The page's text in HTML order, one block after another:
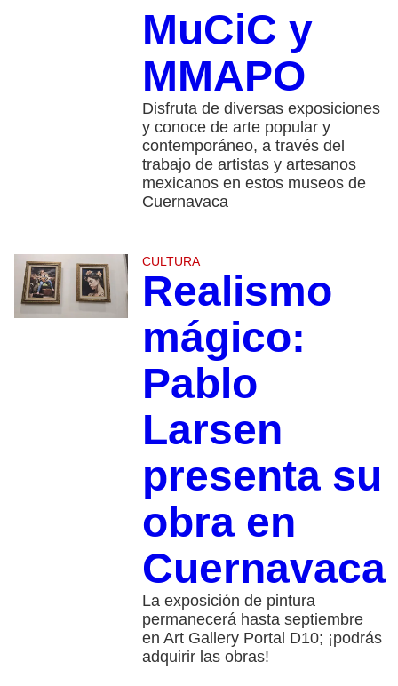
MuCiC y
MMAPO
Disfruta de diversas exposiciones
y conoce de arte popular y
contemporáneo, a través del
trabajo de artistas y artesanos
mexicanos en estos museos de
Cuernavaca
CULTURA
Realismo
mágico:
Pablo
Larsen
presenta su
obra en
Cuernavaca
La exposición de pintura
permanecerá hasta septiembre
en Art Gallery Portal D10; ¡podrás
adquirir las obras!